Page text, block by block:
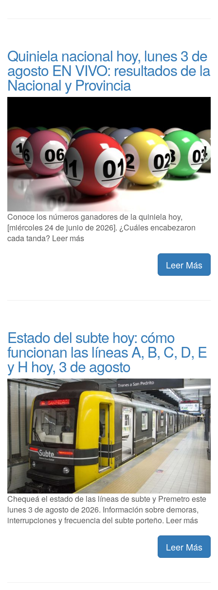
Quiniela nacional hoy, lunes 3 de
agosto EN VIVO: resultados de la
Nacional y Provincia
Conoce los números ganadores de la quiniela hoy,
[miércoles 24 de junio de 2026]. ¿Cuáles encabezaron
cada tanda? Leer más
Leer Más
Estado del subte hoy: cómo
funcionan las líneas A, B, C, D, E
y H hoy, 3 de agosto
Chequeá el estado de las líneas de subte y Premetro este
lunes 3 de agosto de 2026. Información sobre demoras,
interrupciones y frecuencia del subte porteño. Leer más
Leer Más